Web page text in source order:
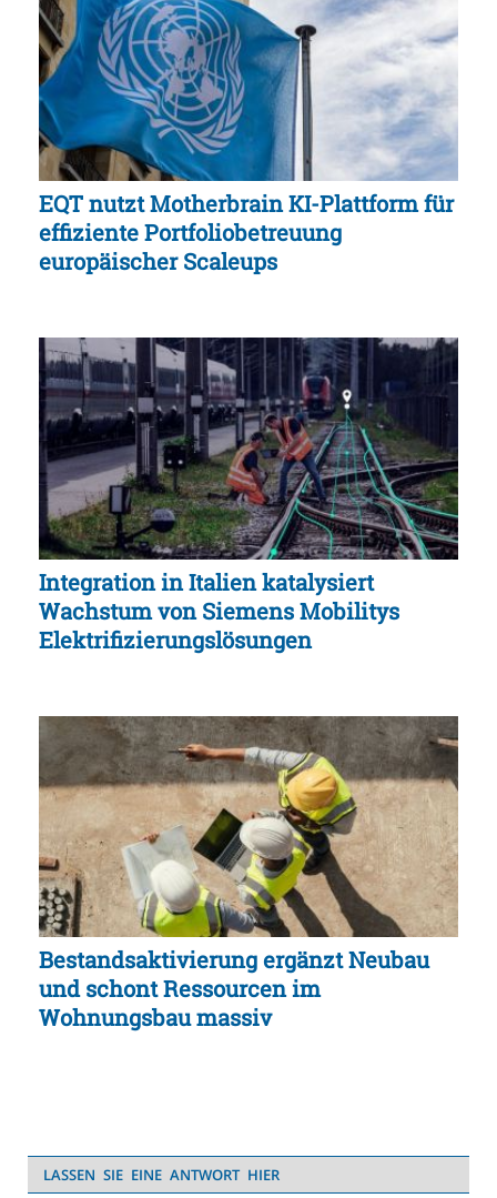
EQT nutzt Motherbrain KI-Plattform für
effiziente Portfoliobetreuung
europäischer Scaleups
Integration in Italien katalysiert
Wachstum von Siemens Mobilitys
Elektrifizierungslösungen
Bestandsaktivierung ergänzt Neubau
und schont Ressourcen im
Wohnungsbau massiv
LASSEN SIE EINE ANTWORT HIER